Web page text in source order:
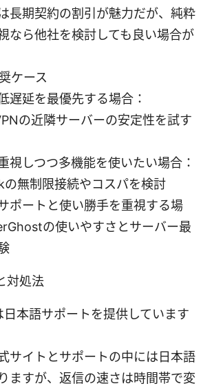
長期契約の割引が魅力だが、純粋
なら他社を検討しても良い場合が
ケース
遅延を最優先する場合：
の近隣サーバーの安定性を試す
視しつつ多機能を使いたい場合：
無制限接続やコスパを検討
ポートと使い勝手を重視する場
の使いやすさとサーバー最
対処法
本語サポートを提供しています
サイトとサポートの中には日本語
ますが、返信の速さは時間帯で変